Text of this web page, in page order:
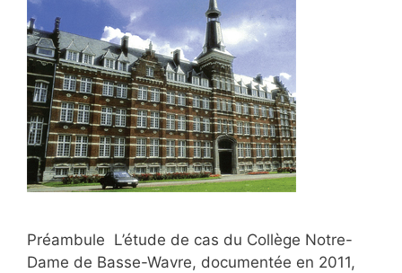
Préambule L’étude de cas du Collège Notre-
Dame de Basse-Wavre, documentée en 2011,